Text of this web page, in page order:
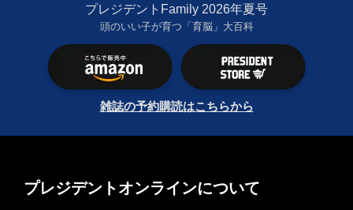
プレジデントFamily 2026年夏号
頭のいい子が育つ「育脳」大百科
雑誌の予約購読はこちらから
プレジデントオンラインについて